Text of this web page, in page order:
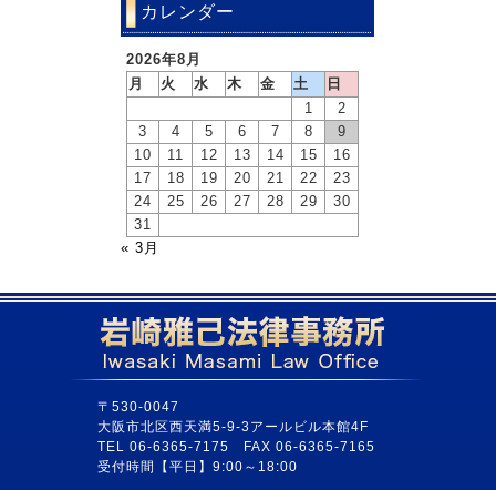
カレンダー
2026年8月
月
火 水 木 金 土
日
1
2
3
4 5 6 7 8
9
10
11 12 13 14 15
16
17
18 19 20 21 22
23
24
25 26 27 28 29
30
31
« 3月
〒530-0047
大阪市北区西天満5-9-3アールビル本館4F
TEL 06-6365-7175 FAX 06-6365-7165
受付時間【平日】9:00～18:00